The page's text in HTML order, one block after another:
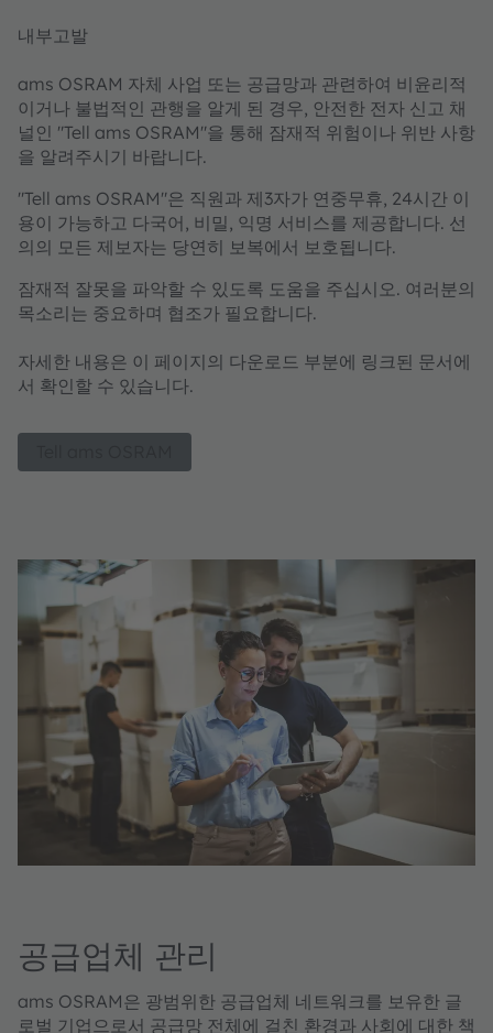
내부고발
ams OSRAM 자체 사업 또는 공급망과 관련하여 비윤리적
이거나 불법적인 관행을 알게 된 경우, 안전한 전자 신고 채
널인 "Tell ams OSRAM"을 통해 잠재적 위험이나 위반 사항
을 알려주시기 바랍니다.
"Tell ams OSRAM"은 직원과 제3자가 연중무휴, 24시간 이
용이 가능하고 다국어, 비밀, 익명 서비스를 제공합니다. 선
의의 모든 제보자는 당연히 보복에서 보호됩니다.
잠재적 잘못을 파악할 수 있도록 도움을 주십시오. 여러분의
목소리는 중요하며 협조가 필요합니다.
자세한 내용은 이 페이지의 다운로드 부분에 링크된 문서에
서 확인할 수 있습니다.
공급업체 관리
ams OSRAM은 광범위한 공급업체 네트워크를 보유한 글
로벌 기업으로서 공급망 전체에 걸친 환경과 사회에 대한 책